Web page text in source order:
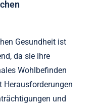
Gesundheit ist
da sie ihre
Wohlbefinden
Herausforderungen
und